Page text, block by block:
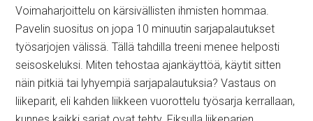
Voimaharjoittelu on kärsivällisten ihmisten hommaa.
Pavelin suositus on jopa 10 minuutin sarjapalautukset
työsarjojen välissä. Tällä tahdilla treeni menee helposti
seisoskeluksi. Miten tehostaa ajankäyttöä, käytit sitten
näin pitkiä tai lyhyempiä sarjapalautuksia? Vastaus on
liikeparit, eli kahden liikkeen vuorottelu työsarja kerrallaan,